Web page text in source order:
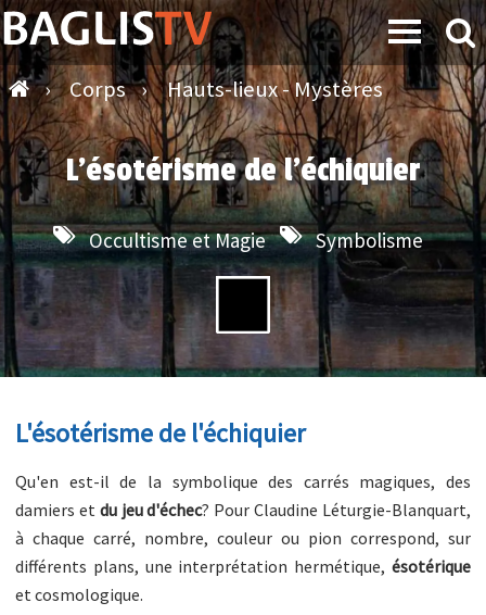
› Corps › Hauts-lieux - Mystères
L'ésotérisme de l'échiquier
Occultisme et Magie Symbolisme
L'ésotérisme de l'échiquier
Qu'en est-il de la symbolique des carrés magiques, des
damiers et du jeu d'échec? Pour Claudine Léturgie-Blanquart,
à chaque carré, nombre, couleur ou pion correspond, sur
différents plans, une interprétation hermétique, ésotérique
et cosmologique.